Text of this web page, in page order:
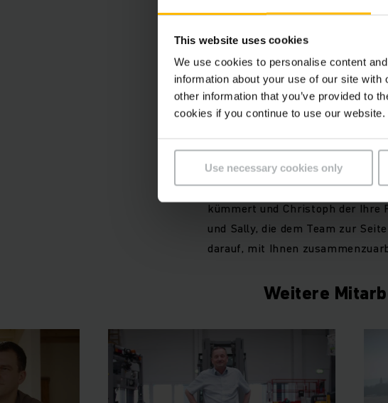
This website uses cookies
We use cookies to personalise content
information about your use of our site
other information that you’ve provided to
cookies if you continue to use our website.
Use necessary cookies only
Um dieses Video sehen zu
Sie bitte die Cookies der
"Marketing".
Es sind Menschen wie Meike die
kümmert und Christoph der Ihre
und Sally, die dem Team zur
darauf, mit Ihnen
Weitere